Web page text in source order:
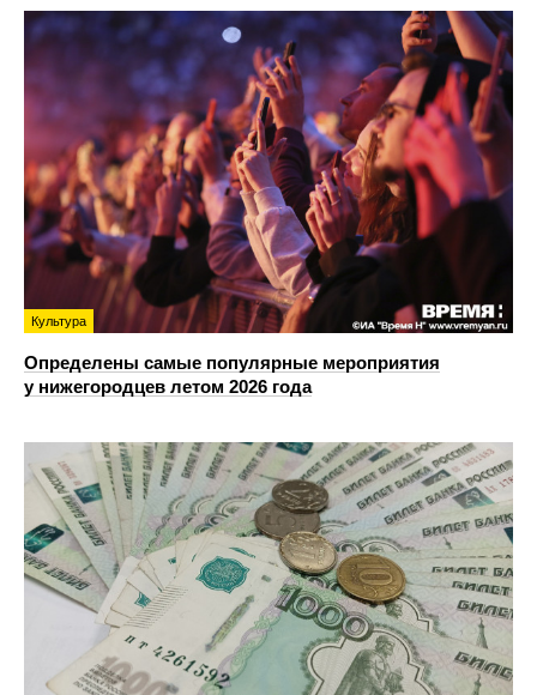
Культура
Определены самые популярные мероприятия
у нижегородцев летом 2026 года